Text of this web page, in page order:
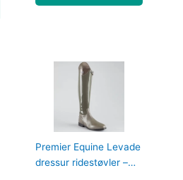
Premier Equine Levade
dressur ridestøvler –